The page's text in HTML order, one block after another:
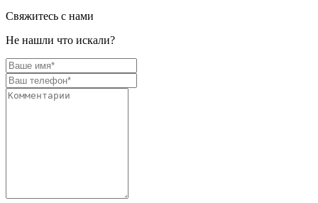
Свяжитесь с нами
Не нашли что искали?